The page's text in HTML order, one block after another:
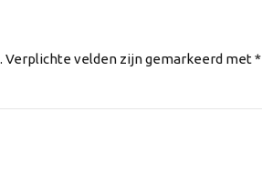
velden zijn gemarkeerd met *